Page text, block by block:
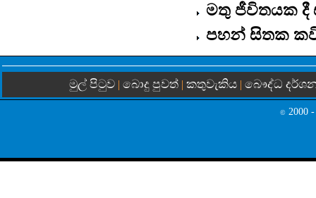
මතු ජීවිතයක දී
පහන් සිතක
මුල් පිටුව | බොදු පුවත්| කතුවැකිය| බෞද්ධ
© 2000